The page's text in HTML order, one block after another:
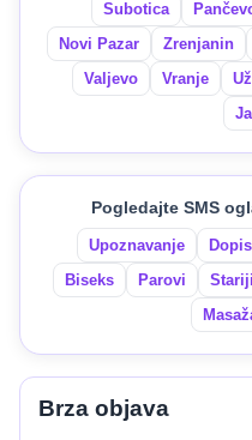
Subotica
Novi Pazar
Zrenjanin
Valjevo
Vranje
Pogledajte SMS
Upoznavanje
Biseks
Parovi Stariji
Brza objava